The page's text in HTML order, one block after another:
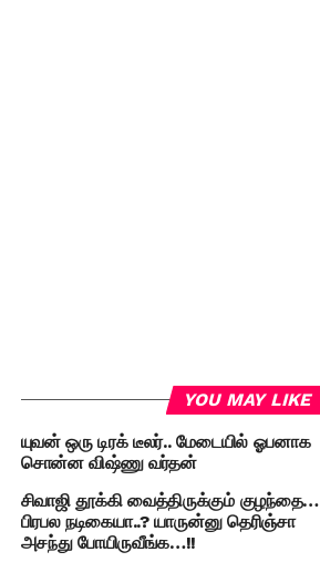
YOU MAY LIKE
யுவன் ஒரு டிரக் டீலர்.. மேடையில் ஓபனாக
சொன்ன விஷ்ணு வர்தன்
சிவாஜி தூக்கி வைத்திருக்கும் குழந்தை…
பிரபல நடிகையா..? யாருன்னு தெரிஞ்சா
அசந்து போயிருவீங்க…!!